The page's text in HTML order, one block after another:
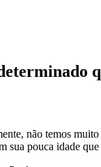
não temos
sua pouca idade